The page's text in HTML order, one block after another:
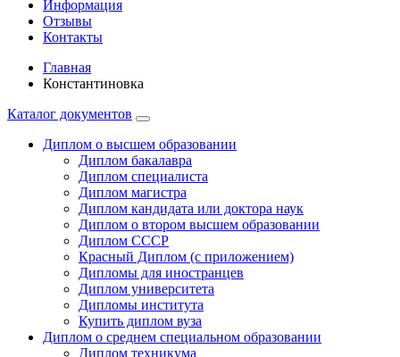
Информация
Отзывы
Контакты
Главная
Константиновка
Каталог документов
Диплом о высшем образовании
Диплом бакалавра
Диплом специалиста
Диплом магистра
Диплом кандидата или доктора наук
Диплом о втором высшем образовании
Диплом СССР
Красный Диплом (с приложением)
Дипломы для иностранцев
Диплом университета
Дипломы института
Купить диплом вуза
Диплом о среднем специальном образовании
Диплом техникума